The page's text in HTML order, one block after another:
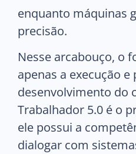
enquanto máquinas
precisão.
Nesse arcabouço, o
apenas a execução e
desenvolvimento do
Trabalhador 5.0 é o
ele possui a
dialogar com